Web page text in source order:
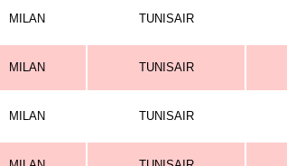
MILAN TUNISAIR
MILAN TUNISAIR
MILAN TUNISAIR